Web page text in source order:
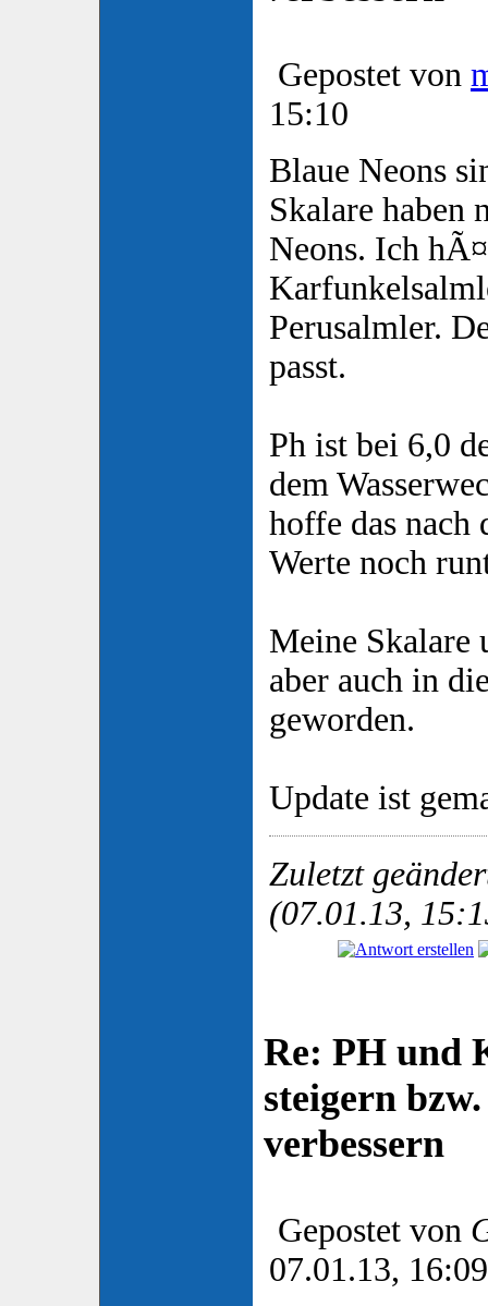
Gepostet von
15:10
Blaue Neons
Skalare haben
Neons. Ich
Perusalmler.
passt.
Ph ist bei 6,0
dem
hoffe das nach
Werte noch
Meine Skalare
aber auch in
geworden.
Update ist
Zuletzt
(07.01.13,
Re: PH und
steigern
verbessern
Gepostet von
07.01.13, 16:09